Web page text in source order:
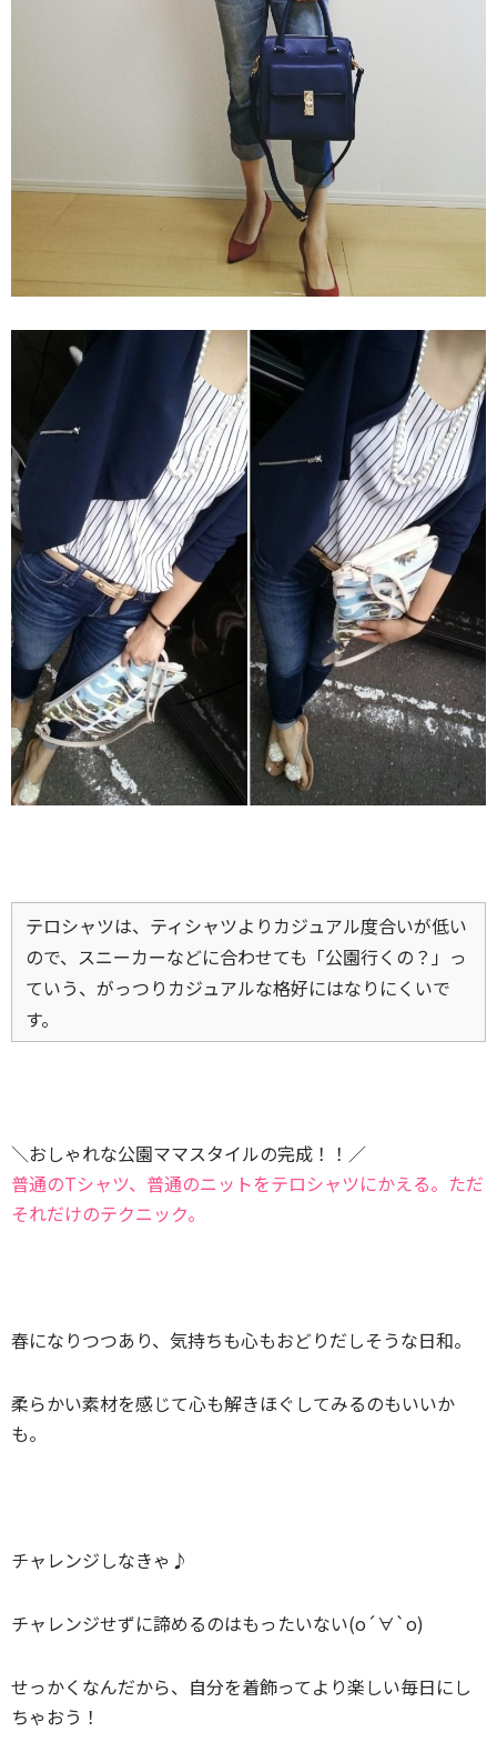
テロシャツは、ティシャツよりカジュアル度合いが低い
ので、スニーカーなどに合わせても「公園行くの？」っ
ていう、がっつりカジュアルな格好にはなりにくいで
す。
＼おしゃれな公園ママスタイルの完成！！／
普通のTシャツ、普通のニットをテロシャツにかえる。ただ
それだけのテクニック。
春になりつつあり、気持ちも心もおどりだしそうな日和。
柔らかい素材を感じて心も解きほぐしてみるのもいいか
も。
チャレンジしなきゃ♪
チャレンジせずに諦めるのはもったいない(о´∀`о)
せっかくなんだから、自分を着飾ってより楽しい毎日にし
ちゃおう！